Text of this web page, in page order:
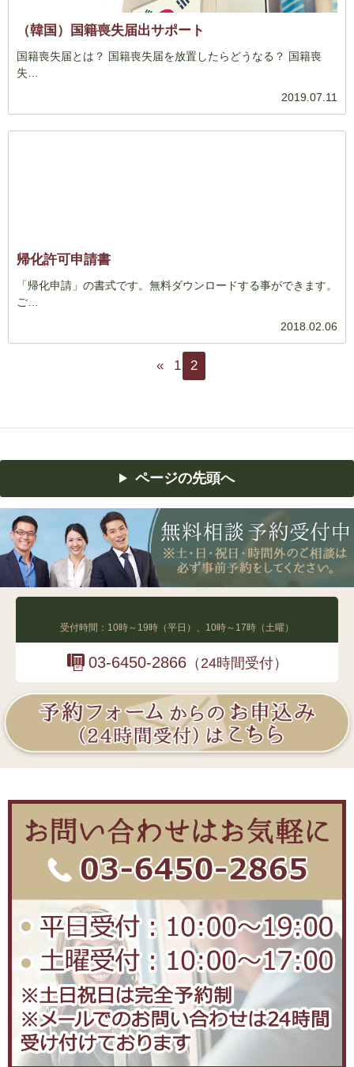
（韓国）国籍喪失届出サポート
国籍喪失届とは？ 国籍喪失届を放置したらどうなる？ 国籍喪
失…
2019.07.11
帰化許可申請書
「帰化申請」の書式です。無料ダウンロードする事ができます。
ご…
2018.02.06
« 1 2
ページの先頭へ
受付時間：10時～19時（平日）、10時～17時（土曜）
03-6450-2866（24時間受付）